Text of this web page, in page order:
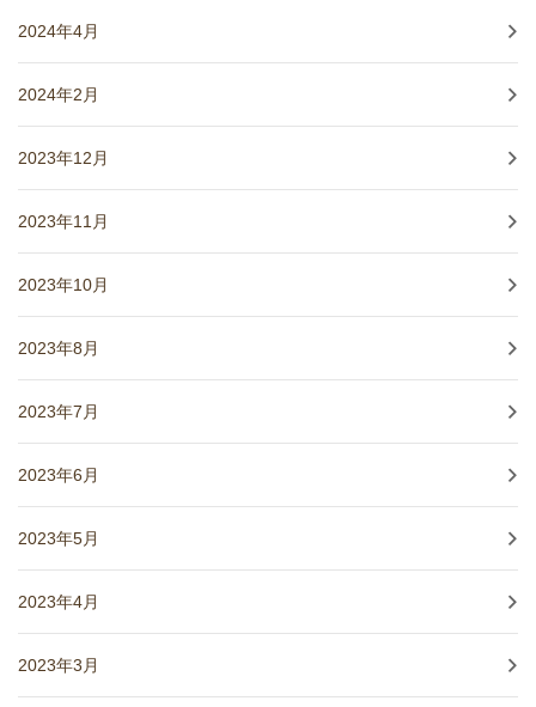
2024年4月
2024年2月
2023年12月
2023年11月
2023年10月
2023年8月
2023年7月
2023年6月
2023年5月
2023年4月
2023年3月